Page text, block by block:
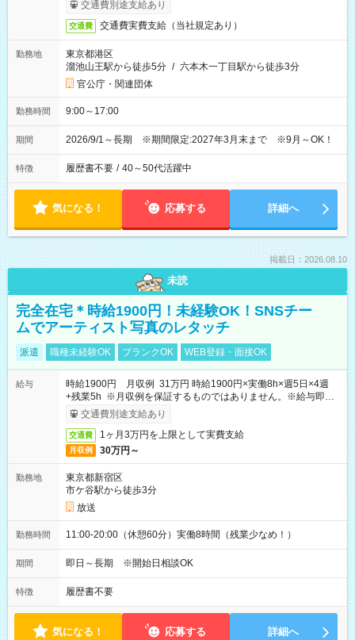
交通費別途支給あり
交通費 交通費実費支給（当社規定あり）
勤務地
東京都港区
溜池山王駅から徒歩5分 / 六本木一丁目駅から徒歩3分
官公庁・関連団体
勤務時間 9:00～17:00
期間 2026/9/1～長期 ※期間限定:2027年3月末まで ※9月～OK！
特徴 履歴書不要 / 40～50代活躍中
気になる！ 応募する 詳細へ
掲載日：2026.08.10
未読
完全在宅＊時給1900円！未経験OK！SNSチー
ムでアーティスト写真のレタッチ
派遣 職種未経験OK ブランクOK WEB登録・面接OK
給与
時給1900円 月収例 31万円 時給1900円×実働8h×週5日×4週
+残業5h ※月収例を保証するものではありません。※給与即受
取りサービス利用可（利用条件有）
交通費別途支給あり
交通費 1ヶ月3万円を上限として実費支給
月収例 30万円～
勤務地
東京都新宿区
市ケ谷駅から徒歩3分
放送
勤務時間 11:00-20:00（休憩60分）実働8時間（残業少なめ！）
期間 即日～長期 ※開始日相談OK
特徴 履歴書不要
気になる！ 応募する 詳細へ